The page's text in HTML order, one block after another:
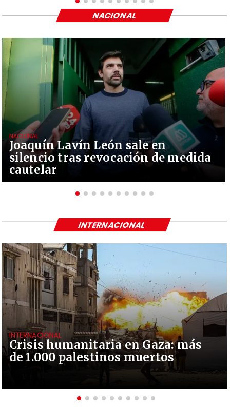
Joaquín Lavín León sale en
silencio tras revocación de medida
cautelar
NACIONAL
NACIONAL
Crisis humanitaria en Gaza: más
de 1.000 palestinos muertos
INTERNACIONAL
INTERNACIONAL